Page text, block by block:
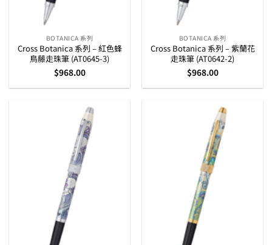
BOTANICA 系列
Cross Botanica 系列 – 紅色蜂
鳥藤走珠筆 (AT0645-3)
$968.00
BOTANICA 系列
Cross Botanica 系列 – 紫蘭花
走珠筆 (AT0642-2)
$968.00